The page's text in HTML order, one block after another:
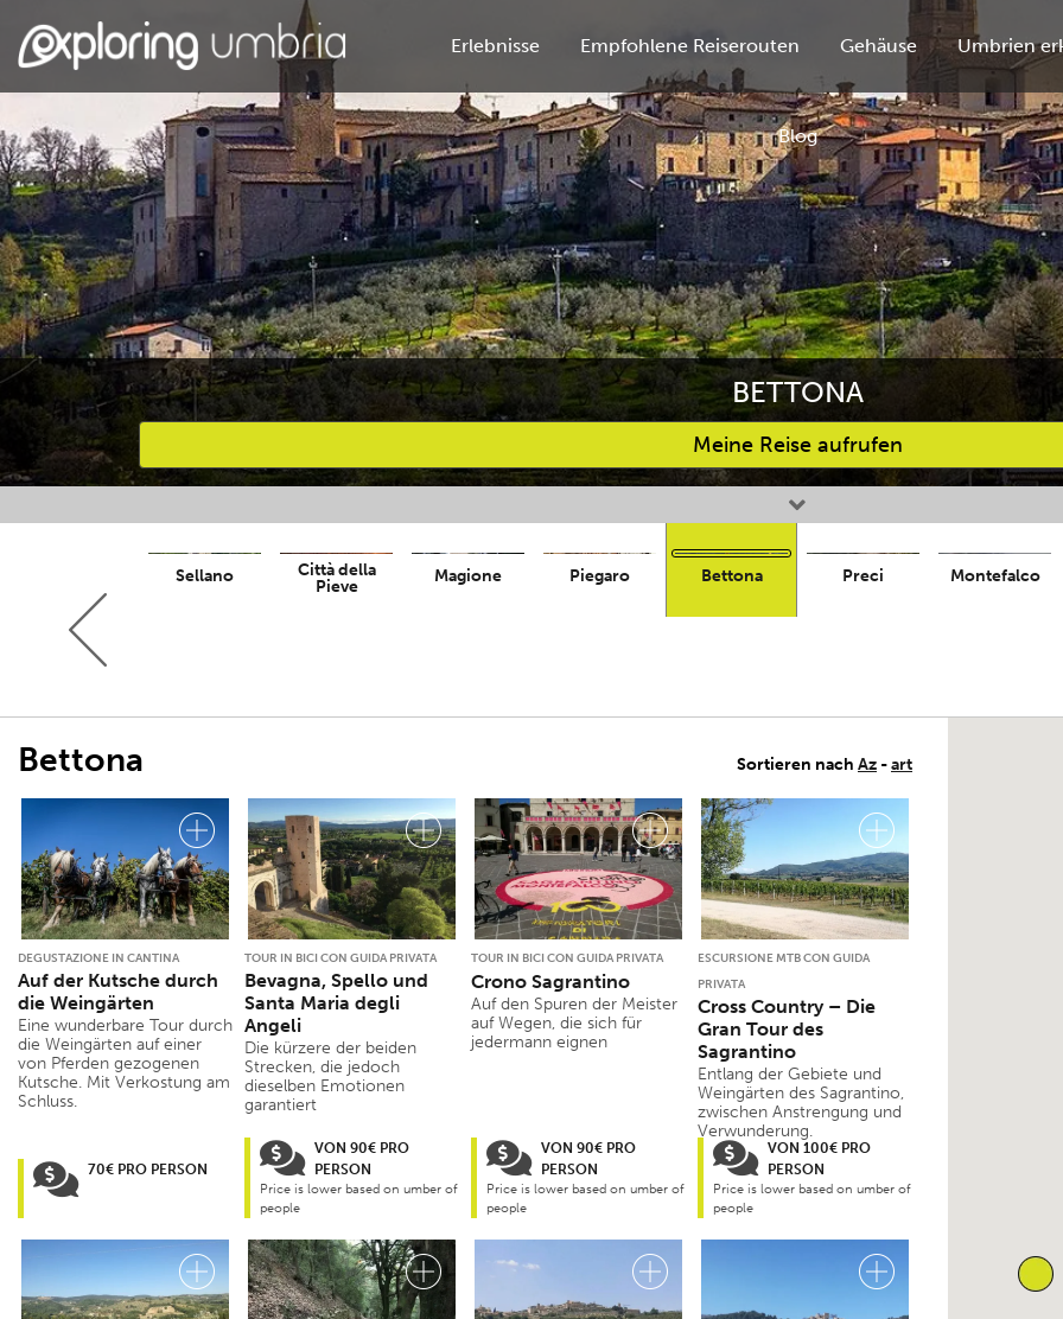
Erlebnisse Empfohlene Reiserouten Gehäuse Umbrien
Blog
BETTONA
Meine Reise aufrufen
Bevorzugte Aktivitäten
Sellano
Città della
Pieve
Magione Piegaro Bettona Preci Montefalco
Sortieren nach Az -art
Bettona
DEGUSTAZIONE IN CANTINA
Auf der Kutsche durch
die Weingärten
Eine wunderbare Tour durch
die Weingärten auf einer
von Pferden gezogenen
Kutsche. Mit Verkostung am
Schluss.
70€ PRO PERSON
TOUR IN BICI CON GUIDA PRIVATA
Bevagna, Spello und
Santa Maria degli
Angeli
Die kürzere der beiden
Strecken, die jedoch
dieselben Emotionen
garantiert
VON 90€ PRO
PERSON
Price is lower based on umber of
people
TOUR IN BICI CON GUIDA PRIVATA
Crono Sagrantino
Auf den Spuren der Meister
auf Wegen, die sich für
jedermann eignen
VON 90€ PRO
PERSON
Price is lower based on umber of
people
ESCURSIONE MTB CON GUIDA
PRIVATA
Cross Country – Die
Gran Tour des
Sagrantino
Entlang der Gebiete und
Weingärten des Sagrantino,
zwischen Anstrengung und
Verwunderung.
VON 100€ PRO
PERSON
Price is lower based on umber of
people